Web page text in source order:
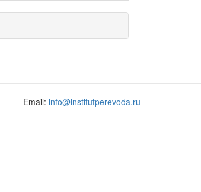
Email: info@institutperevoda.ru